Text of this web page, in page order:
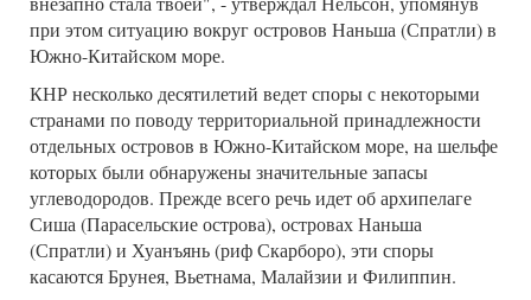
при этом ситуацию вокруг островов Наньша (Спратли) в
Южно-Китайском море.
КНР несколько десятилетий ведет споры с некоторыми
странами по поводу территориальной принадлежности
отдельных островов в Южно-Китайском море, на шельфе
которых были обнаружены значительные запасы
углеводородов. Прежде всего речь идет об архипелаге
Сиша (Парасельские острова), островах Наньша
(Спратли) и Хуанъянь (риф Скарборо), эти споры
касаются Брунея, Вьетнама, Малайзии и Филиппин.